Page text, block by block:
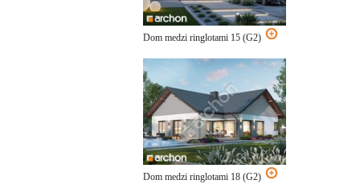
Dom medzi ringlotami 15 (G2)
Dom medzi ringlotami 18 (G2)